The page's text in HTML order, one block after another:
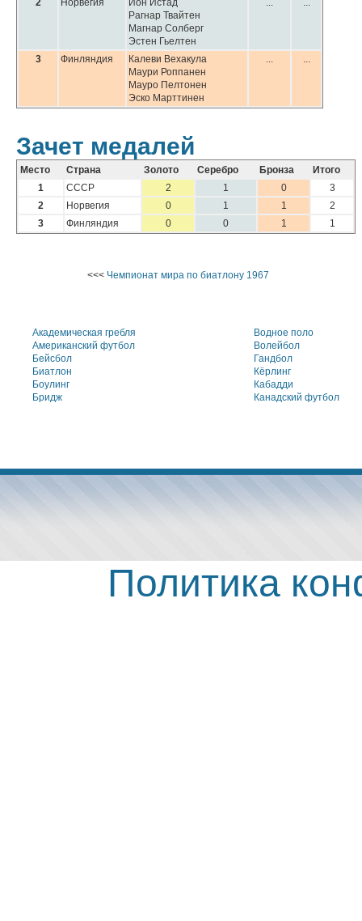
2 Норвегия
Йон Истад
Рагнар Твайтен
Магнар Солберг
Эстен Гьелтен
... ...
3 Финляндия
Калеви Вехакула
Маури Роппанен
Мауро Пелтонен
Эско Марттинен
... ...
Зачет медалей
Место Страна Золото Серебро Бронза
Итого
1
СССР 2 1 0
3
2
Норвегия 0 1 1
2
3
Финляндия 0 0 1 1
<<< Чемпионат мира по биатлону 1967
Академическая гребля
Американский футбол
Бейсбол
Биатлон
Боулинг
Бридж
Водное поло
Волейбол
Гандбол
Кёрлинг
Кабадди
Канадский футбол
Политика